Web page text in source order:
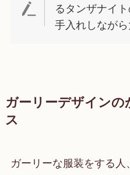
るタンザナイ
手入れしながら
ガーリーデザイン
ス
ガーリーな服装をする